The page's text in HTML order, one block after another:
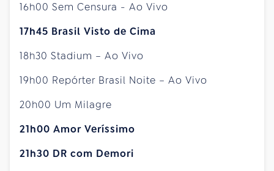
16h00 Sem Censura - Ao Vivo
17h45 Brasil Visto de Cima
18h30 Stadium – Ao Vivo
19h00 Repórter Brasil Noite – Ao Vivo
20h00 Um Milagre
21h00 Amor Veríssimo
21h30 DR com Demori